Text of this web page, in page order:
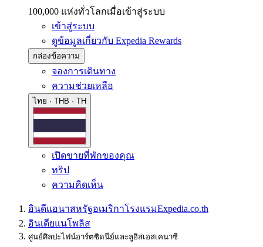
100,000 แห่งทั่วโลกเมื่อเข้าสู่ระบบ
เข้าสู่ระบบ
ดูข้อมูลเกี่ยวกับ Expedia Rewards
กล่องข้อความ
จองการเดินทาง
ความช่วยเหลือ
ไทย · THB · TH
เปิดขายที่พักของคุณ
ทริป
ความคิดเห็น
อินดีแอนาสหรัฐอเมริกาโรงแรมExpedia.co.th
อินเดียแนโพลิส
ศูนย์ศิลปะไฟน์อาร์ตซิดนีย์และลูอิสเอสเคนาซี